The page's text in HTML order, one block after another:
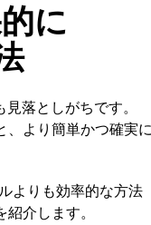
に
落としがちです。
、より簡単かつ確実に
よりも効率的な方法
介します。